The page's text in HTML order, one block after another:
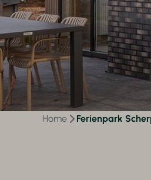
Home Ferienpark